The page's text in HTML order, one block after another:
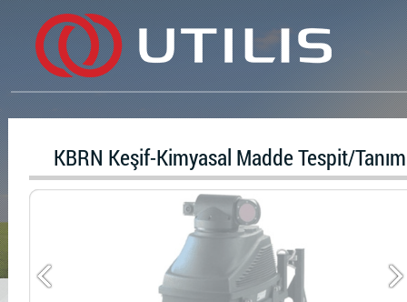
KBRN Keşif-Kimyasal Madde Tespit/